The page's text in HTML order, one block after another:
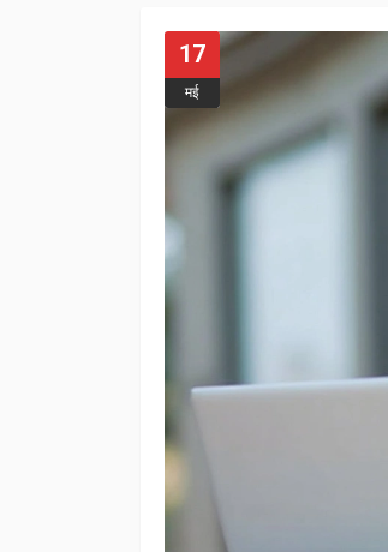
17
मई